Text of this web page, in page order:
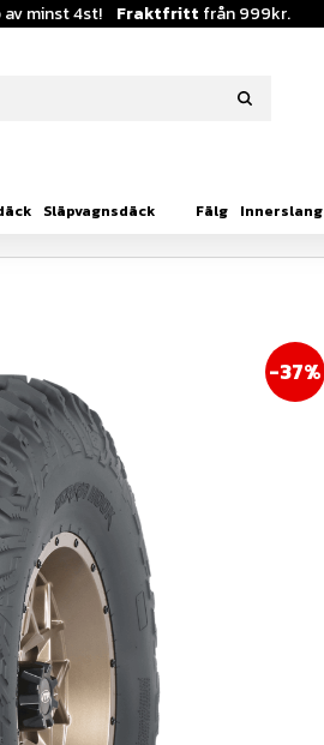
av minst 4st! Fraktfritt från 999kr.
Släpvagnsdäck Fälg Innerslang
37%